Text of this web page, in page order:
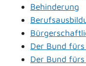
Behinderung
Der Bund fürs
Der Bund